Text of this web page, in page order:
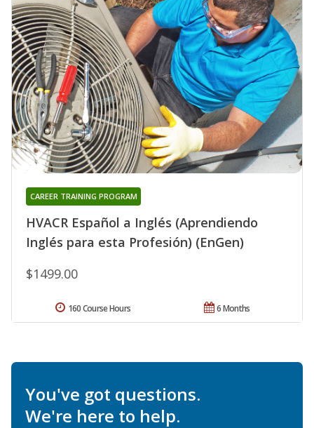
HVACR Español a Inglés (Aprendiendo
Inglés para esta Profesión) (EnGen)
CAREER TRAINING PROGRAM
$1499.00
6 Months
160 Course Hours
You've got questions.
We're here to help.